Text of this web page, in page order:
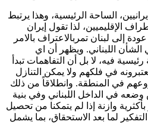
الساحة الرئيسية، وهذا يرتبط
الإقليميين، لذا تقول إيران
إلى لبنان تمربالاعتراف بالامر
الشأن اللبناني. ويظهر أن اي
فيه، لا بل أن التفاهمات تبدأ
يعتبرونه في فلكهم ولا يمكن التنازل
في المنطقة. وانطلاقاً من ذلك
في الداخل اللبناني وفي بنية
وازنة إذا لم يتمكنا من تحصيل
لما بعد الاستحقاق، بما يشمل